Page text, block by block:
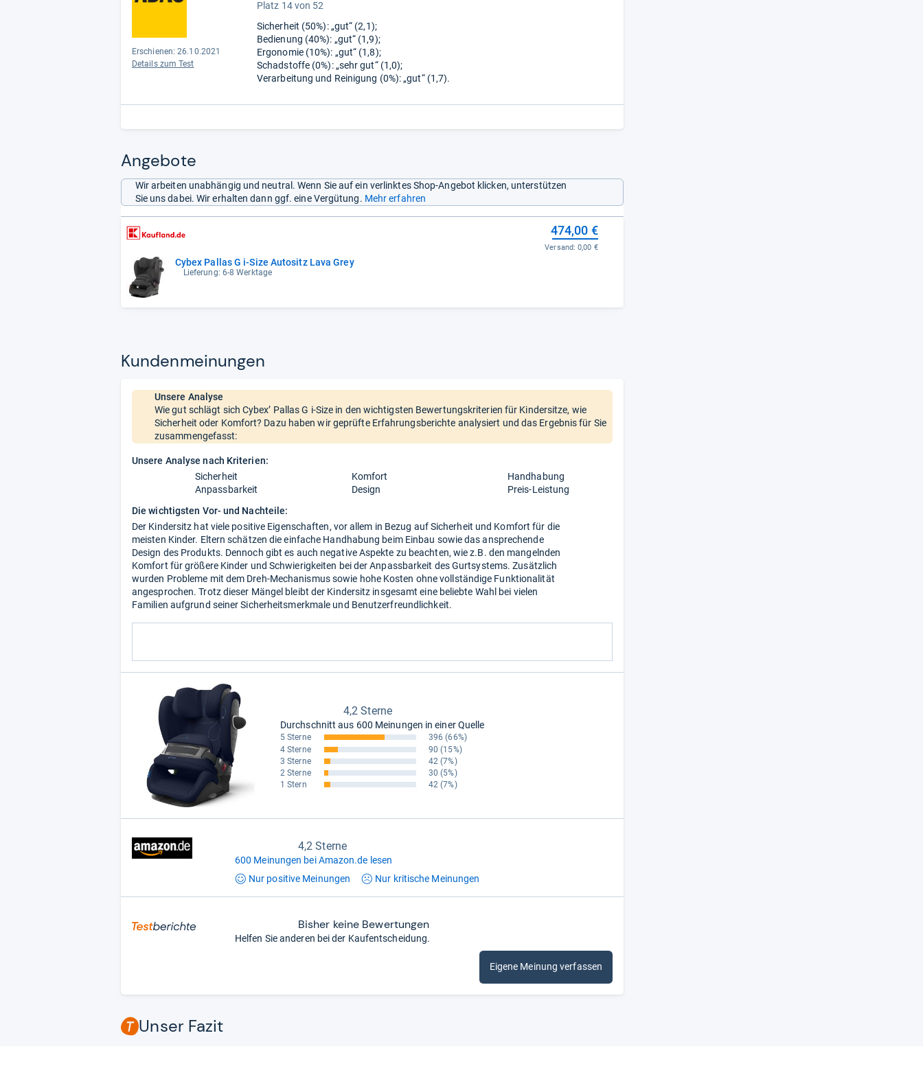
Erschienen: 26.10.2021
Details zum Test
Platz 14 von 52
Sicherheit (50%): „gut“ (2,1);
Bedienung (40%): „gut“ (1,9);
Ergonomie (10%): „gut“ (1,8);
Schadstoffe (0%): „sehr gut“ (1,0);
Verarbeitung und Reinigung (0%): „gut“ (1,7).
Angebote
Wir arbeiten unabhängig und neutral. Wenn Sie auf ein verlinktes Shop-Angebot klicken, unterstützen
Sie uns dabei. Wir erhalten dann ggf. eine Vergütung. Mehr erfahren
Cybex Pallas G i-Size Autositz Lava Grey
Lieferung: 6-8 Werktage
474,00 €
Versand:0,00 €
Kun­den­mei­nun­gen
Unsere Analyse
Wie gut schlägt sich Cybex’ Pallas G i-Size in den wichtigsten Bewertungskriterien für Kindersitze, wie
Sicherheit oder Komfort? Dazu haben wir geprüfte Erfahrungsberichte analysiert und das Ergebnis für Sie
zusammengefasst:
Unsere Analyse nach Kriterien:
Sicherheit
Komfort
Handhabung
Anpassbarkeit
Design
Preis-Leistung
Die wichtigsten Vor- und Nachteile:
Der Kindersitz hat viele positive Eigenschaften, vor allem in Bezug auf Sicherheit und Komfort für die
meisten Kinder. Eltern schätzen die einfache Handhabung beim Einbau sowie das ansprechende
Design des Produkts. Dennoch gibt es auch negative Aspekte zu beachten, wie z.B. den mangelnden
Komfort für größere Kinder und Schwierigkeiten bei der Anpassbarkeit des Gurtsystems. Zusätzlich
wurden Probleme mit dem Dreh-Mechanismus sowie hohe Kosten ohne vollständige Funktionalität
angesprochen. Trotz dieser Mängel bleibt der Kindersitz insgesamt eine beliebte Wahl bei vielen
Familien aufgrund seiner Sicherheitsmerkmale und Benutzerfreundlichkeit.
4,2 Sterne
Durchschnitt aus 600 Meinungen in einer Quelle
5 Sterne 396 (66%)
4 Sterne
90 (15%)
3 Sterne
42 (7%)
2 Sterne
30 (5%)
1 Stern
42 (7%)
4,2 Sterne
600 Meinungen bei Amazon.de lesen
Nur positive Meinungen Nur kritische Meinungen
Bisher keine Bewertungen
Helfen Sie anderen bei der Kaufentscheidung.
Eigene Meinung verfassen
Unser Fazit